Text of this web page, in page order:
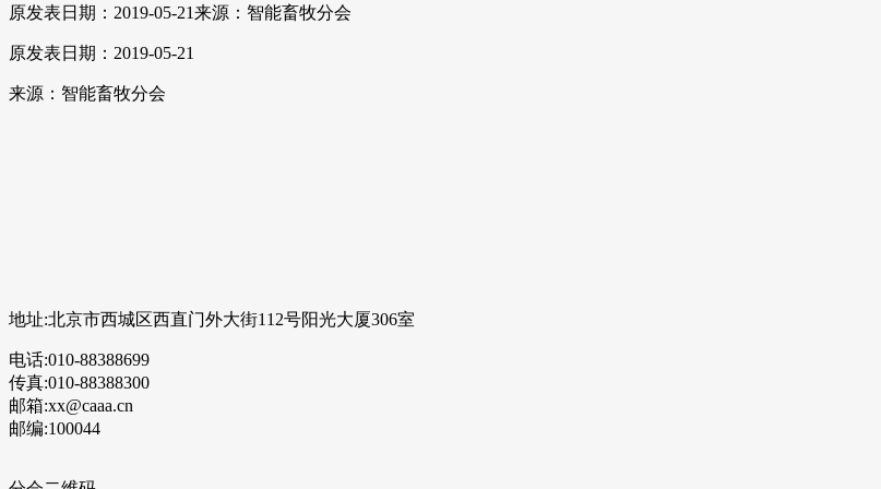
原发表日期：2019-05-21来源：智能畜牧分会
原发表日期：2019-05-21
来源：智能畜牧分会
地址:北京市西城区西直门外大街112号阳光大厦306室
电话:010-88388699
传真:010-88388300
邮箱:xx@caaa.cn
邮编:100044